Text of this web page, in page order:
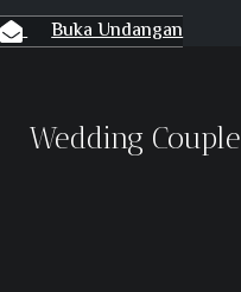
Buka Undangan
Wedding Couple